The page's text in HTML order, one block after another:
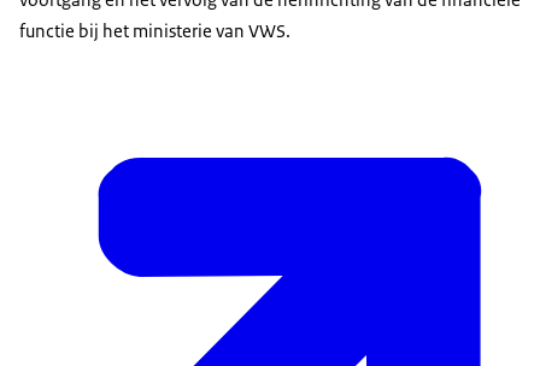
functie bij het ministerie van VWS.